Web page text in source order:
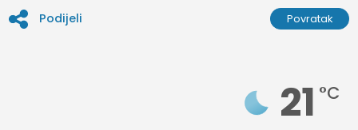
Podijeli Povratak
21 °C